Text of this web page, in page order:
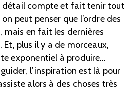
détail compte et fait tenir tout
peut penser que l’ordre des
mais en fait les dernières
Et, plus il y a de morceaux,
exponentiel à produire…
l’inspiration est là pour
alors à des choses très